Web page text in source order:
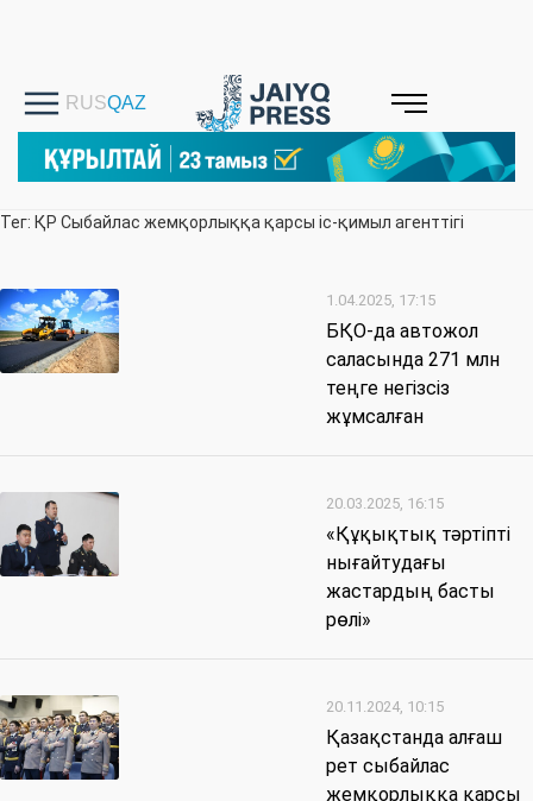
Тег: ҚР Сыбайлас жемқорлыққа қарсы іс-қимыл агенттігі
1.04.2025, 17:15
БҚО-да автожол
саласында 271 млн
теңге негізсіз
жұмсалған
20.03.2025, 16:15
«Құқықтық тәртіпті
нығайтудағы
жастардың басты
рөлі»
20.11.2024, 10:15
Қазақстанда алғаш
рет сыбайлас
жемқорлыққа қарсы